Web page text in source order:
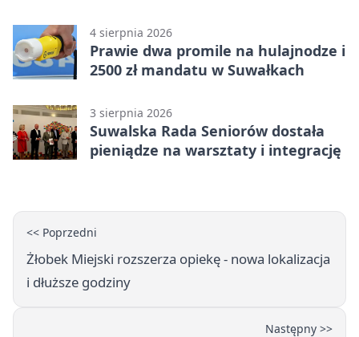
4 sierpnia 2026
Prawie dwa promile na hulajnodze i
2500 zł mandatu w Suwałkach
3 sierpnia 2026
Suwalska Rada Seniorów dostała
pieniądze na warsztaty i integrację
<< Poprzedni
Żłobek Miejski rozszerza opiekę - nowa lokalizacja
i dłuższe godziny
Następny >>